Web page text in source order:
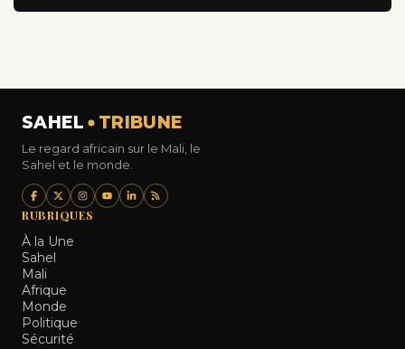
SAHEL TRIBUNE
Le regard africain sur le Mali, le
Sahel et le monde.
RUBRIQUES
À la Une
Sahel
Mali
Afrique
Monde
Politique
Sécurité